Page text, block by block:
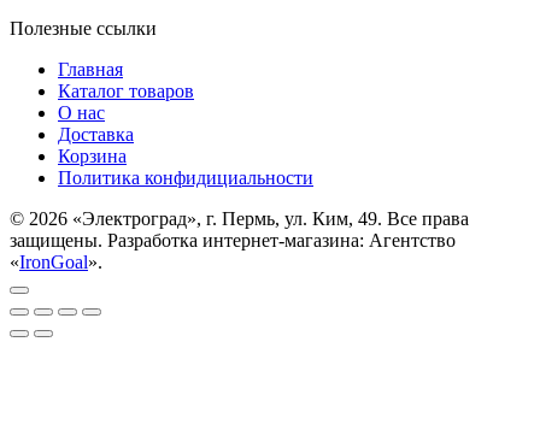
Полезные ссылки
Главная
Каталог товаров
О нас
Доставка
Корзина
Политика конфидициальности
© 2026 «Электроград», г. Пермь, ул. Ким, 49. Все права
защищены. Разработка интернет-магазина: Агентство
«IronGoal».